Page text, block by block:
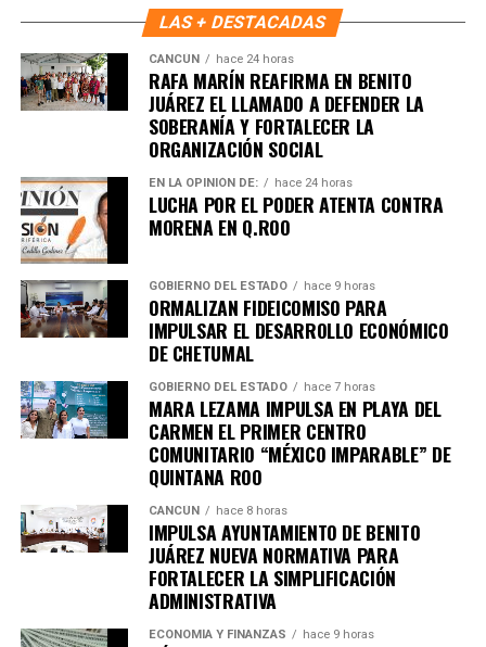
Recibe las noticias al instante
Únete al canal oficial de WhatsApp de
Quinto Poder
importantes de Quintana Roo directamente
en tu teléfono.
Unirme al canal de WhatsApp
LAS + DESTACADAS
CANCÚN hace 24 horas
RAFA MARÍN REAFIRMA EN BENITO
JUÁREZ EL LLAMADO A DEFENDER LA
SOBERANÍA Y FORTALECER LA
ORGANIZACIÓN SOCIAL
EN LA OPINIÓN DE: hace 24 horas
LUCHA POR EL PODER ATENTA CONTRA
MORENA EN Q.ROO
GOBIERNO DEL ESTADO hace 9 horas
ORMALIZAN FIDEICOMISO PARA
IMPULSAR EL DESARROLLO ECONÓMICO
DE CHETUMAL
GOBIERNO DEL ESTADO hace 7 horas
MARA LEZAMA IMPULSA EN PLAYA DEL
CARMEN EL PRIMER CENTRO
COMUNITARIO “MÉXICO IMPARABLE” DE
QUINTANA ROO
CANCÚN hace 8 horas
IMPULSA AYUNTAMIENTO DE BENITO
JUÁREZ NUEVA NORMATIVA PARA
FORTALECER LA SIMPLIFICACIÓN
ADMINISTRATIVA
ECONOMÍA Y FINANZAS hace 9 horas